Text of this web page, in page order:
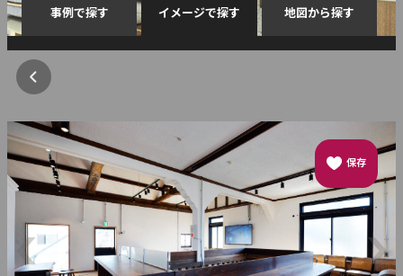
事例で探す イメージで探す 地図から探す
保存